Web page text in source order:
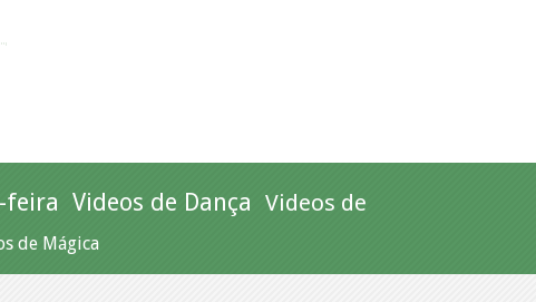
feira Videos de Dança Videos de
de Mágica